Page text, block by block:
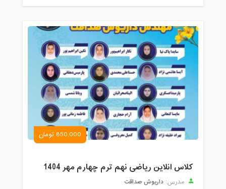
850,000 تومان
کلاس انلاین ریاضی نهم ترم چهارم مهر 1404
مدرس: داریوش صداقت